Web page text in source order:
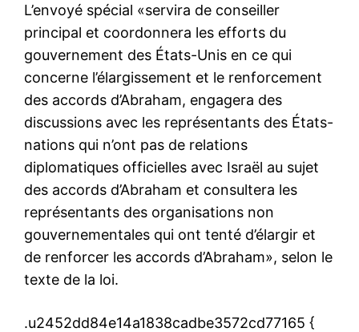
L’envoyé spécial «servira de conseiller
principal et coordonnera les efforts du
gouvernement des États-Unis en ce qui
concerne l’élargissement et le renforcement
des accords d’Abraham, engagera des
discussions avec les représentants des États-
nations qui n’ont pas de relations
diplomatiques officielles avec Israël au sujet
des accords d’Abraham et consultera les
représentants des organisations non
gouvernementales qui ont tenté d’élargir et
de renforcer les accords d’Abraham», selon le
texte de la loi.
.u2452dd84e14a1838cadbe3572cd77165 {